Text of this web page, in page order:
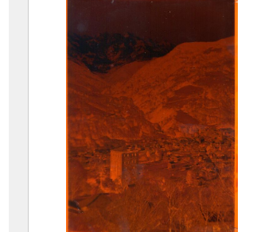
thermale, centre de villégiature
et de tourisme.
Imprimerie SADAG
Syndicat d’Initiative
d’Allevard
2003.2.3